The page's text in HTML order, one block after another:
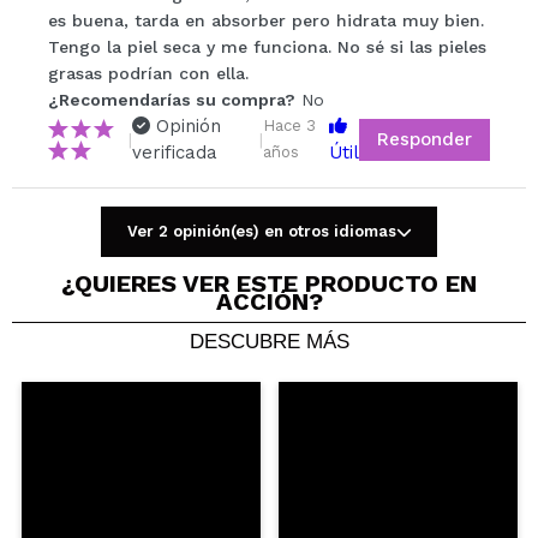
¿Recomendarías su compra? Si
5/5
ENVIAR
es buena, tarda en absorber pero hidrata muy bien.
Tengo la piel seca y me funciona. No sé si las pieles
grasas podrían con ella.
¿Recomendarías su compra? No
|
Opinión
verificada
|
Hace 3
años
Útil
Responder
Barbara Keit
Llevo dos ocasiones usando esta crema y de
momento me va bien. Es agradable.
¿Recomendarías su compra?Si
verificada
años
Útil
Ver 2 opinión(es) en otros idiomas
¿QUIERES VER ESTE PRODUCTO EN
ACCIÓN?
DESCUBRE MÁS